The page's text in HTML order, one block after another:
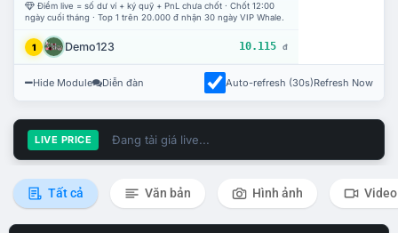
Điểm live = số dư ví + ký quỹ + PnL chưa chốt · Chốt 12:00
ngày cuối tháng · Top 1 trên 20.000 đ nhận 30 ngày VIP Whale.
1 Demo123 10.115 đ
Hide Module Diễn đàn Auto-refresh (30s)Refresh Now
LIVE PRICE Đang tải giá live...
Tất cả Văn bản Hình ảnh Video